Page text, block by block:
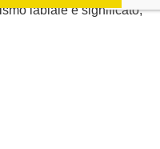
labiale e significato,